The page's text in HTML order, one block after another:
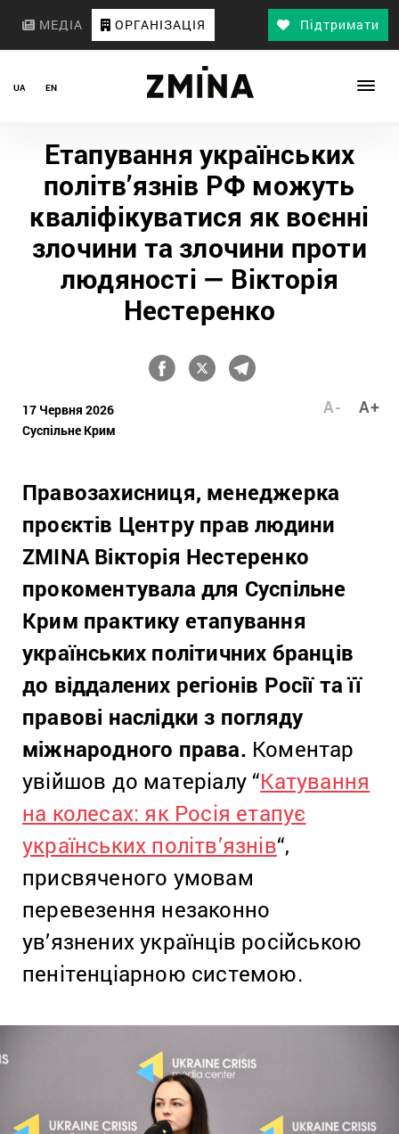
МЕДІА ОРГАНІЗАЦІЯ Підтримати
UA EN
Етапування українських
політв’язнів РФ можуть
кваліфікуватися як воєнні
злочини та злочини проти
людяності — Вікторія
Нестеренко
17 Червня 2026
Суспільне Крим
A+
A-
Правозахисниця, менеджерка
проєктів Центру прав людини
ZMINA Вікторія Нестеренко
прокоментувала для Суспільне
Крим практику етапування
українських політичних бранців
до віддалених регіонів Росії та її
правові наслідки з погляду
міжнародного права. Коментар
увійшов до матеріалу “Катування
на колесах: як Росія етапує
українських політв’язнів“,
присвяченого умовам
перевезення незаконно
ув’язнених українців російською
пенітенціарною системою.